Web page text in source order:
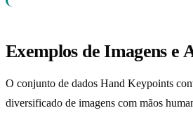
Exemplos de Imagens e
O conjunto de dados Hand Keypoints
diversificado de imagens com mãos